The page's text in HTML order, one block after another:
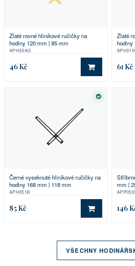
Zlaté rovné hliníkové ručičky na
hodiny 120 mm | 85 mm
APH33AG
46 Kč DO KOŠÍKU
Zlaté
hodiny
61 Kč
SKLADEM
Černé vyseknuté hliníkové ručičky na
hodiny 168 mm | 118 mm
APH051B
85 Kč DO
mm |
146
VŠECHNY